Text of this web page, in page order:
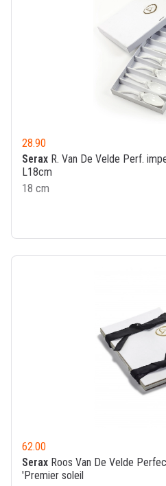
28.90
Serax R. Van De Velde Perf.
L18cm
18 cm
62.00
Serax Roos Van De Velde
'Premier soleil